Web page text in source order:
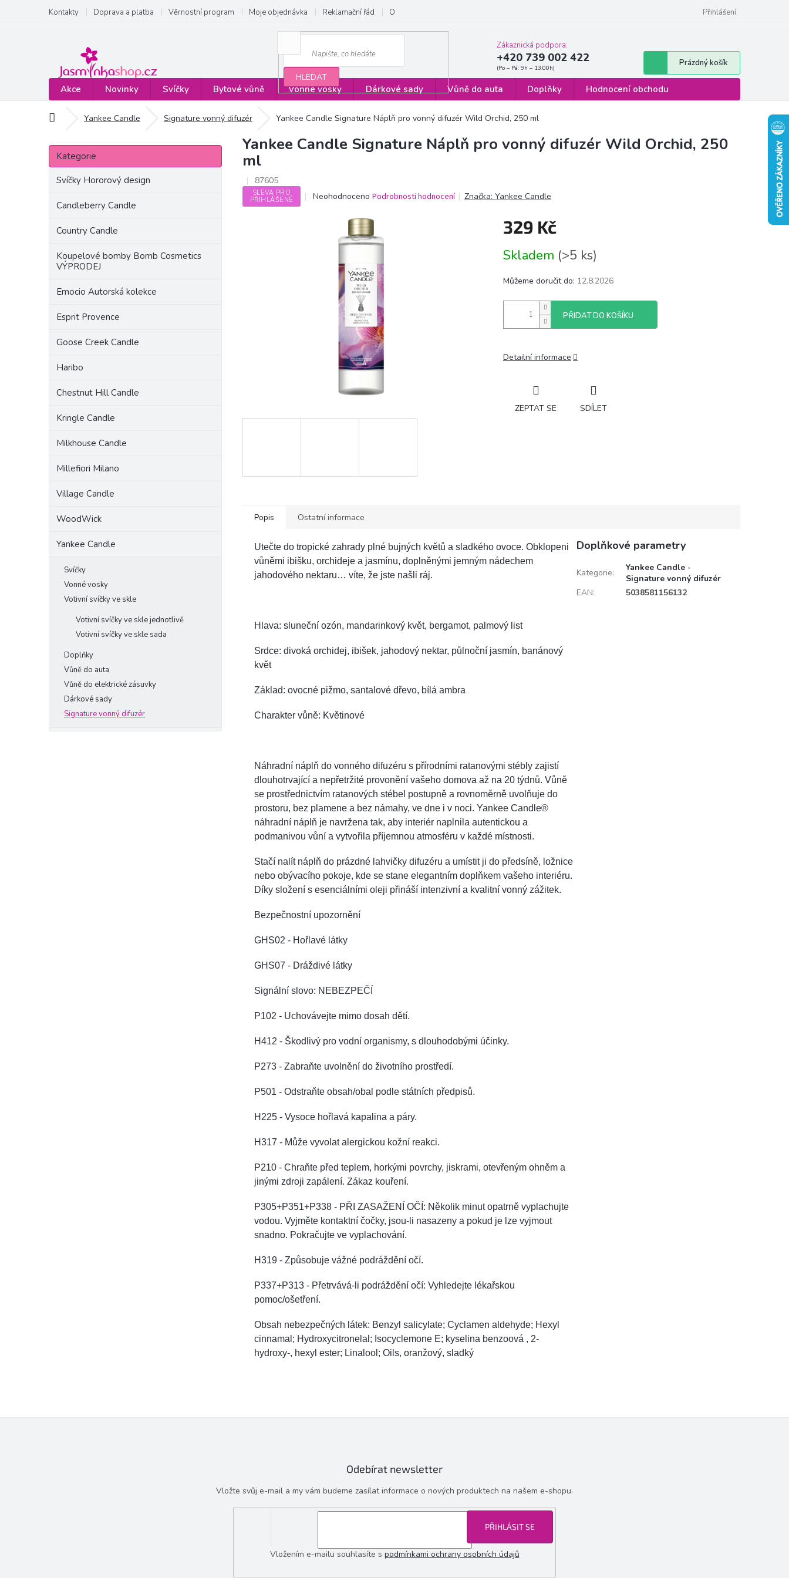
obsah
Kontakty Doprava a platba Věrnostní program Moje objednávka Reklamační řád Obchodní podmínky Formulář pro odstoupení od smlouvy
Přihlášení
HLEDAT
Zákaznická podpora:
+420 739 002 422
Nákupní
košík
Prázdný košík
Akce Novinky Svíčky Bytové vůně Vonné vosky Dárkové sady Vůně do auta Doplňky Hodnocení obchodu
Domů Yankee Candle Signature vonný difuzér Yankee Candle Signature Náplň pro vonný difuzér Wild Orchid, 250 ml
P
s
Přeskočit
kategorie
Kategorie
Svíčky Hororový design
Candleberry Candle
Country Candle
Koupelové bomby Bomb Cosmetics
VÝPRODEJ
Emocio Autorská kolekce
Esprit Provence
Goose Creek Candle
Haribo
Chestnut Hill Candle
Kringle Candle
Milkhouse Candle
Millefiori Milano
Village Candle
WoodWick
Yankee Candle
Svíčky
Vonné vosky
Votivní svíčky ve skle
Votivní svíčky ve skle jednotlivě
Votivní svíčky ve skle sada
Doplňky
Vůně do auta
Vůně do elektrické zásuvky
Dárkové sady
Signature vonný difuzér
Yankee Candle Signature Náplň pro vonný difuzér Wild Orchid, 250
ml
87605
SLEVA PRO
PŘIHLÁŠENÉ
Průměrné
hvězdiček.
Neohodnoceno Podrobnosti hodnocení Značka:Yankee Candle
329 Kč
cena:
Skladem (>5 ks)
Můžeme doručit do: 12.8.2026
PŘIDAT DO KOŠÍKU
Detailní informace
ZEPTAT SE SDÍLET
Popis Ostatní informace
Utečte do tropické zahrady plné bujných květů a sladkého ovoce. Obklopeni
vůněmi ibišku, orchideje a jasmínu, doplněnými jemným nádechem
jahodového nektaru… víte, že jste našli ráj.
Hlava: sluneční ozón, mandarinkový květ, bergamot, palmový list
Srdce: divoká orchidej, ibišek, jahodový nektar, půlnoční jasmín, banánový
květ
Základ: ovocné pižmo, santalové dřevo, bílá ambra
Charakter vůně: Květinové
Náhradní náplň do vonného difuzéru s přírodními ratanovými stébly zajistí
dlouhotrvající a nepřetržité provonění vašeho domova až na 20 týdnů. Vůně
se prostřednictvím ratanových stébel postupně a rovnoměrně uvolňuje do
prostoru, bez plamene a bez námahy, ve dne i v noci. Yankee Candle®
náhradní náplň je navržena tak, aby interiér naplnila autentickou a
podmanivou vůní a vytvořila příjemnou atmosféru v každé místnosti.
Stačí nalít náplň do prázdné lahvičky difuzéru a umístit ji do předsíně, ložnice
nebo obývacího pokoje, kde se stane elegantním doplňkem vašeho interiéru.
Díky složení s esenciálními oleji přináší intenzivní a kvalitní vonný zážitek.
Bezpečnostní upozornění
GHS02 - Hořlavé látky
GHS07 - Dráždivé látky
Signální slovo: NEBEZPEČÍ
P102 - Uchovávejte mimo dosah dětí.
H412 - Škodlivý pro vodní organismy, s dlouhodobými účinky.
P273 - Zabraňte uvolnění do životního prostředí.
P501 - Odstraňte obsah/obal podle státních předpisů.
H225 - Vysoce hořlavá kapalina a páry.
H317 - Může vyvolat alergickou kožní reakci.
P210 - Chraňte před teplem, horkými povrchy, jiskrami, otevřeným ohněm a
jinými zdroji zapálení. Zákaz kouření.
P305+P351+P338 - PŘI ZASAŽENÍ OČÍ: Několik minut opatrně vyplachujte
vodou. Vyjměte kontaktní čočky, jsou-li nasazeny a pokud je lze vyjmout
snadno. Pokračujte ve vyplachování.
H319 - Způsobuje vážné podráždění očí.
P337+P313 - Přetrvává-li podráždění očí: Vyhledejte lékařskou
pomoc/ošetření.
Obsah nebezpečných látek: Benzyl salicylate; Cyclamen aldehyde; Hexyl
cinnamal; Hydroxycitronelal; Isocyclemone E; kyselina benzoová , 2-
hydroxy-, hexyl ester; Linalool; Oils, oranžový, sladký
Doplňkové parametry
Kategorie:
Yankee Candle -
Signature vonný difuzér
EAN: 5038581156132
Odebírat newsletter
Vložte svůj e-mail a my vám budeme zasílat informace o nových produktech na našem e-shopu.
Vložením e-mailu souhlasíte s podmínkami ochrany osobních údajů
PŘIHLÁSIT SE